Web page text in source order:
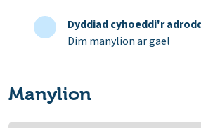
Dyddiad cyhoeddi'r
Dim manylion ar gael
Manylion